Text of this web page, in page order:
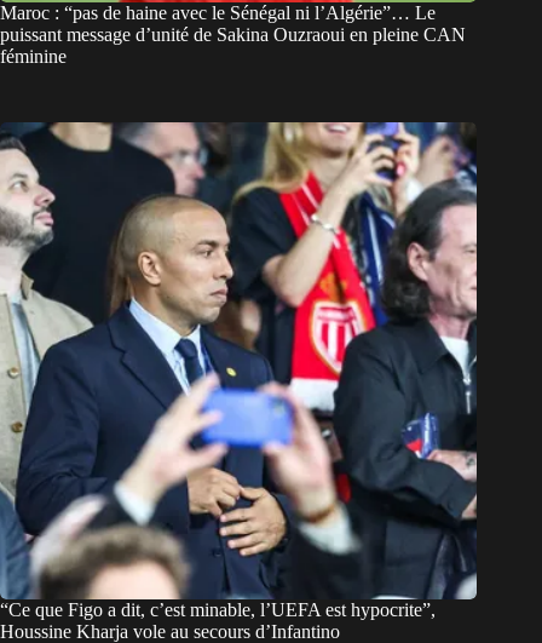
Maroc : “pas de haine avec le Sénégal ni l’Algérie”… Le
puissant message d’unité de Sakina Ouzraoui en pleine CAN
féminine
“Ce que Figo a dit, c’est minable, l’UEFA est hypocrite”,
Houssine Kharja vole au secours d’Infantino